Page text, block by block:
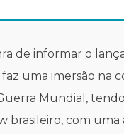
de informar o
faz uma imersão
Mundial,
brasileiro, com